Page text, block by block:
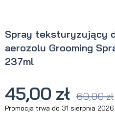
Spray teksturyzujący
aerozolu Grooming
237ml
45,00 zł 60,00 zł
Promocja trwa do 31 sierpnia 2026